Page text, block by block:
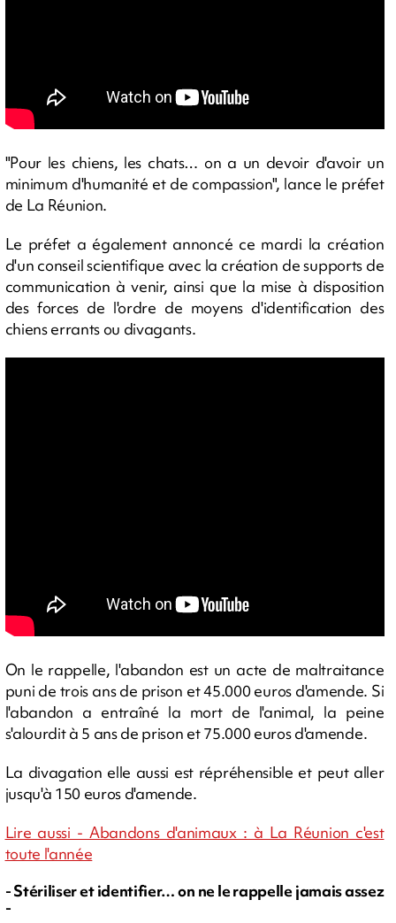
"Pour les chiens, les chats… on a un devoir d'avoir un
minimum d'humanité et de compassion", lance le préfet
de La Réunion.
Le préfet a également annoncé ce mardi la création
d'un conseil scientifique avec la création de supports de
communication à venir, ainsi que la mise à disposition
des forces de l'ordre de moyens d'identification des
chiens errants ou divagants.
On le rappelle, l'abandon est un acte de maltraitance
puni de trois ans de prison et 45.000 euros d'amende. Si
l'abandon a entraîné la mort de l'animal, la peine
s'alourdit à 5 ans de prison et 75.000 euros d'amende.
La divagation elle aussi est répréhensible et peut aller
jusqu'à 150 euros d'amende.
Lire aussi - Abandons d'animaux : à La Réunion c'est
toute l'année
- Stériliser et identifier… on ne le rappelle jamais assez
-